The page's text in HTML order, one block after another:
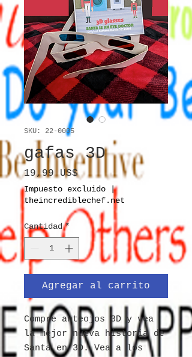
SKU: 22-0005
gafas 3D
19,99 US$Precio
Impuesto excluido |
theincrediblechef.net
Cantidad *
Agregar al carrito
Compre anteojos 3D y vea
la mejor nueva historia de
Santa en 3D. Vea a los